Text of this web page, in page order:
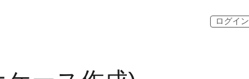
ログイン